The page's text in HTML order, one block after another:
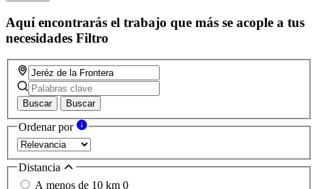
Aquí encontrarás el trabajo que más se acople a tus
necesidades Filtro
Buscar Buscar
Ordenar por
Distancia
A menos de 10 km 0